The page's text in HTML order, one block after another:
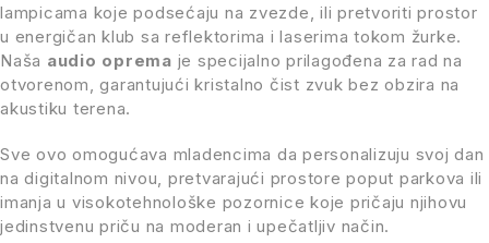
lampicama koje podsećaju na zvezde, ili pretvoriti prostor
u energičan klub sa reflektorima i laserima tokom žurke.
Naša audio oprema je specijalno prilagođena za rad na
otvorenom, garantujući kristalno čist zvuk bez obzira na
akustiku terena.
Sve ovo omogućava mladencima da personalizuju svoj dan
na digitalnom nivou, pretvarajući prostore poput parkova ili
imanja u visokotehnološke pozornice koje pričaju njihovu
jedinstvenu priču na moderan i upečatljiv način.